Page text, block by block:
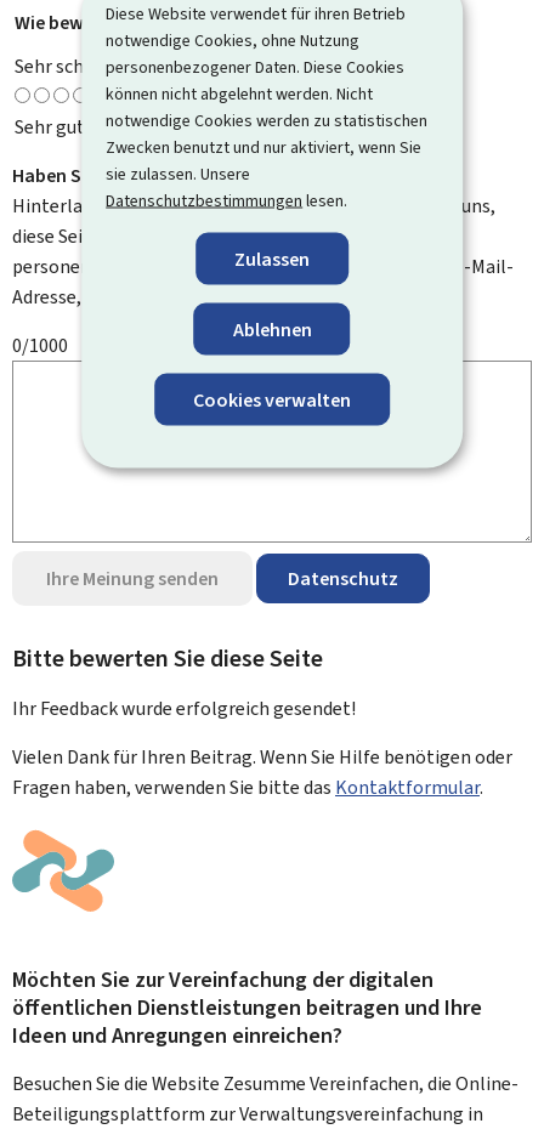
Diese Website verwendet für ihren Betrieb
notwendige Cookies, ohne Nutzung
personenbezogener Daten. Diese Cookies
können nicht abgelehnt werden. Nicht
notwendige Cookies werden zu statistischen
Zwecken benutzt und nur aktiviert, wenn Sie
sie zulassen. Unsere
Datenschutzbestimmungen lesen.
Zulassen
Ablehnen
Cookies verwalten
Wie bewerten Sie diese Seite? *
Sehr schlecht
Sehr gut
Haben Sie Verbesserungsvorschläge?
Hinterlassen Sie uns einen Kommentar und helfen Sie uns,
diese Seite zu verbessern. Bitte geben Sie keine
personenbezogenen Daten an, wie zum Beispiel Ihre E-Mail-
Adresse, Ihren Namen oder Ihre Telefonnummer.
0/1000
Ihre Meinung senden Datenschutz
Bitte bewerten Sie diese Seite
Ihr Feedback wurdeerfolgreichgesendet!
Vielen Dank für Ihren Beitrag. Wenn Sie Hilfe benötigen oder
Fragen haben, verwenden Sie bitte das Kontaktformular.
Möchten Sie zur Vereinfachung der digitalen
öffentlichen Dienstleistungen beitragen und Ihre
Ideen und Anregungen einreichen?
Besuchen Sie die Website Zesumme Vereinfachen, die Online-
Beteiligungsplattform zur Verwaltungsvereinfachung in